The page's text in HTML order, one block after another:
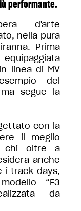
performante.
d'arte
nella pura
Prima
linea di MV
del
segue la
con la
il meglio
chi oltre a
anche
i track days,
“F3
da